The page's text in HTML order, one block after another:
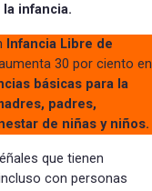
infancia.
Infancia Libre de
30 por ciento en
básicas para la
padres,
de niñas y niños.
que tienen
con personas